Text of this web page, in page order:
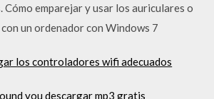
emparejar y usar los auriculares o
un ordenador con Windows 7
los controladores wifi adecuados
you descargar mp3 gratis